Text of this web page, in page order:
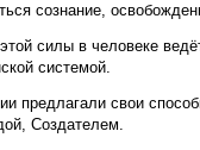
сознание,
силы в человеке
системой.
предлагали свои
Создателем.